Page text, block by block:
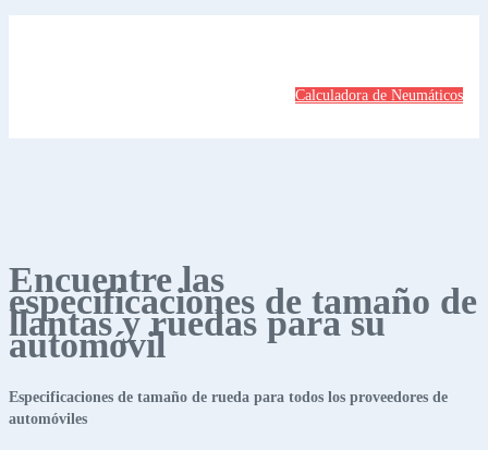
Calculadora de Neumáticos
Encuentre las
especificaciones de tamaño de
llantas y ruedas para su
automóvil
Especificaciones de tamaño de rueda para todos los proveedores de
automóviles